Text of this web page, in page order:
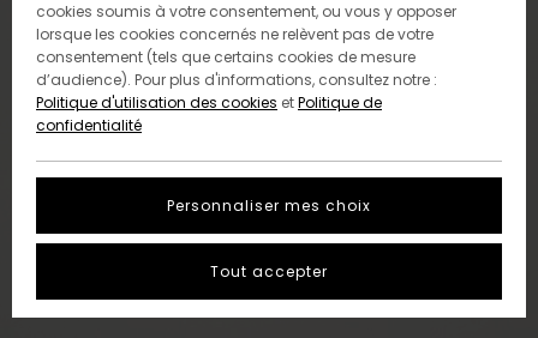
cookies soumis à votre consentement, ou vous y opposer
lorsque les cookies concernés ne relèvent pas de votre
consentement (tels que certains cookies de mesure
d’audience). Pour plus d'informations, consultez notre :
Politique d'utilisation des cookies etPolitique de
confidentialité
Personnaliser mes choix
Tout accepter